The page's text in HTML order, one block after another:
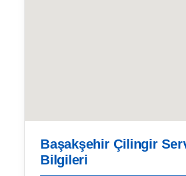
Başakşehir Çilingir
Bilgileri